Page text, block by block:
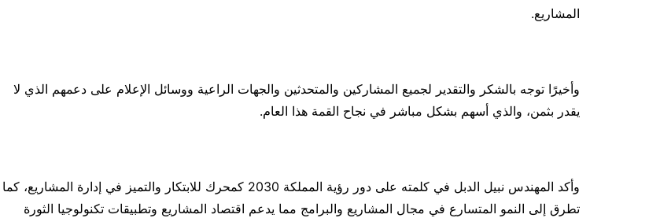
المشاريع.
وأخيرًا توجه بالشكر والتقدير لجميع المشاركين والمتحدثين والجهات الراعية ووسائل الإعلام على دعمهم الذي لا
يقدر بثمن، والذي أسهم بشكل مباشر في نجاح القمة هذا العام.
وأكد المهندس نبيل الدبل في كلمته على دور رؤية المملكة 2030 كمحرك للابتكار والتميز في إدارة المشاريع، كما
تطرق إلى النمو المتسارع في مجال المشاريع والبرامج مما يدعم اقتصاد المشاريع وتطبيقات تكنولوجيا الثورة